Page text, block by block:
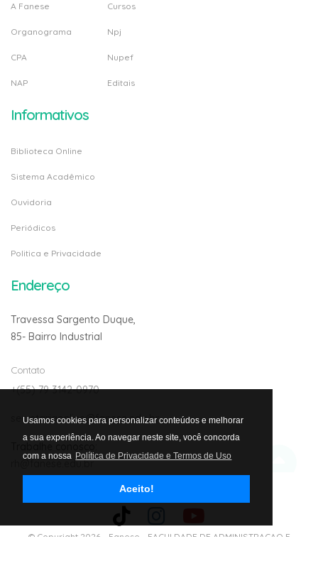
Usamos cookies para personalizar conteúdos e melhorar
a sua experiência. Ao navegar neste site, você concorda
com a nossa Política de Privacidade e Termos de Uso
Aceito!
A Fanese
Organograma
CPA
NAP
Cursos
Npj
Nupef
Editais
Informativos
Biblioteca Online
Sistema Acadêmico
Ouvidoria
Periódicos
Politica e Privacidade
Endereço
Travessa Sargento Duque,
85- Bairro Industrial
Contato
+(55) 79 3142-0970
secretariaonline@fanese.edu.br
rh@fanese.edu.br
© Copyright 2026 - Fanese - FACULDADE DE ADMINISTRACAO E
Avalie nosso site